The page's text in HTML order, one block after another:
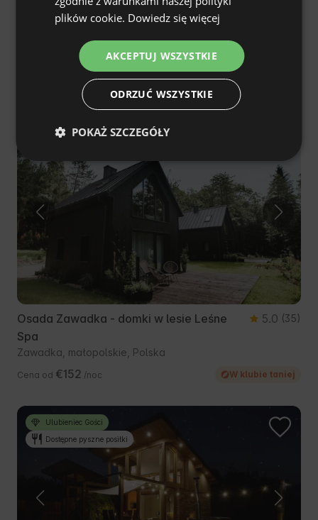
Masuria Lakehouse - Glamping
Laśmiady, warmińsko-mazurskie, Polska
/noc
Ulubieniec Gości
Osada Zawadka - domki w lesie Leśne
Spa
5.0 (35)
Zawadka, małopolskie, Polska
Cena od €152 /noc W klubie taniej
Ulubieniec Gości
Dostępne pyszne posiłki
DUTCH
plików cookie. Dowiedz się więcej
AKCEPTUJ WSZYSTKIE
ODRZUĆ WSZYSTKIE
POKAŻ SZCZEGÓŁY